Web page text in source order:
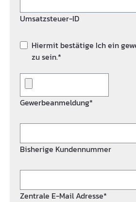
Umsatzsteuer-ID
Hiermit bestätige Ich ein
zu sein.*
Gewerbeanmeldung*
Bisherige Kundennummer
Zentrale E-Mail Adresse*